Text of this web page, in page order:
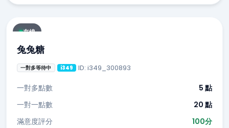
在線
兔兔糖
一對多等待中 i349 ID: i349_300893
一對多點數
5 點
一對一點數
20 點
滿意度評分
100分